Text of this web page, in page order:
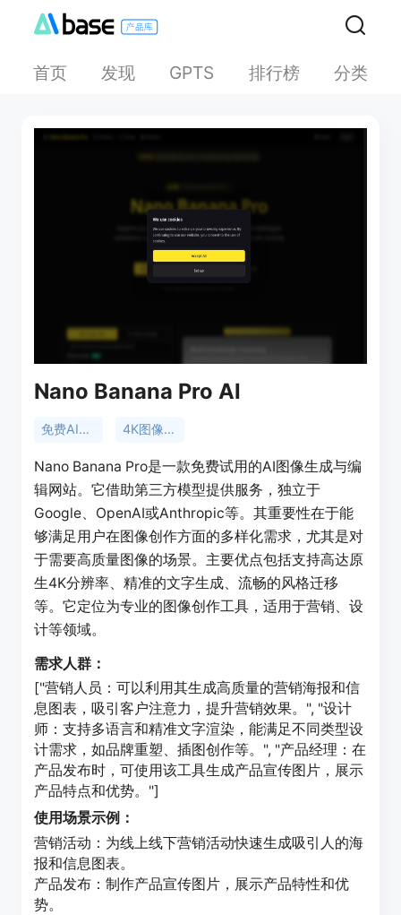
首页 发现 GPTS 排行榜 分类
Nano Banana Pro AI
免费AI图像生成器 4K图像生成
Nano Banana Pro是一款免费试用的AI图像生成与编
辑网站。它借助第三方模型提供服务，独立于
Google、OpenAI或Anthropic等。其重要性在于能
够满足用户在图像创作方面的多样化需求，尤其是对
于需要高质量图像的场景。主要优点包括支持高达原
生4K分辨率、精准的文字生成、流畅的风格迁移
等。它定位为专业的图像创作工具，适用于营销、设
计等领域。
需求人群：
["营销人员：可以利用其生成高质量的营销海报和信
息图表，吸引客户注意力，提升营销效果。", "设计
师：支持多语言和精准文字渲染，能满足不同类型设
计需求，如品牌重塑、插图创作等。", "产品经理：在
产品发布时，可使用该工具生成产品宣传图片，展示
产品特点和优势。"]
使用场景示例：
营销活动：为线上线下营销活动快速生成吸引人的海
报和信息图表。
产品发布：制作产品宣传图片，展示产品特性和优
势。